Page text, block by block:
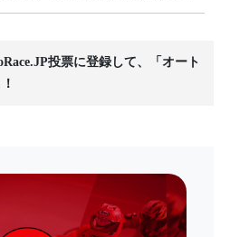
投票に登録して、「オート